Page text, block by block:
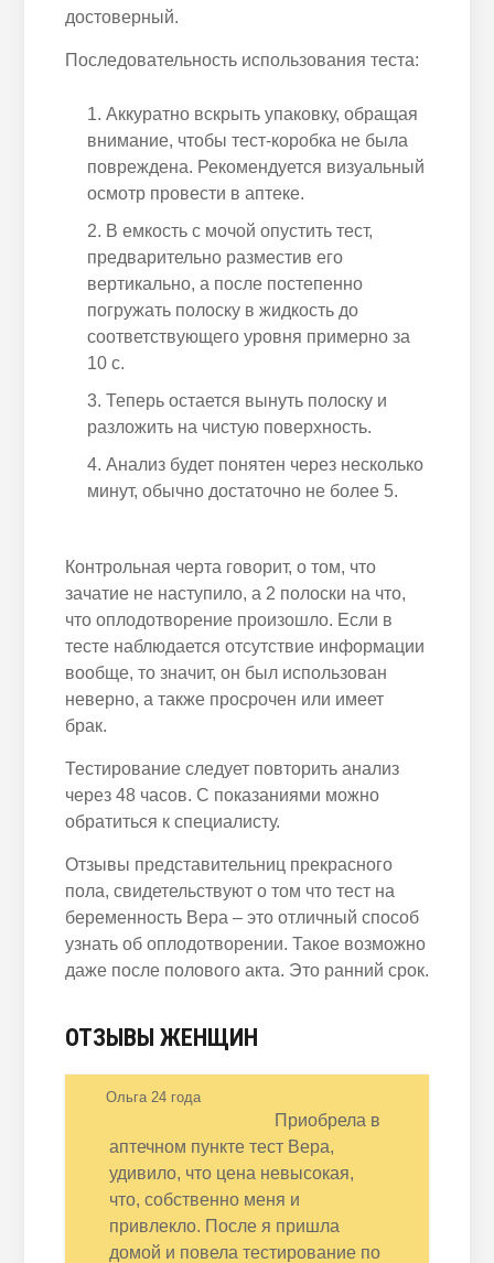
достоверный.
Последовательность использования теста:
Аккуратно вскрыть упаковку, обращая
внимание, чтобы тест-коробка не была
повреждена. Рекомендуется визуальный
осмотр провести в аптеке.
В емкость с мочой опустить тест,
предварительно разместив его
вертикально, а после постепенно
погружать полоску в жидкость до
соответствующего уровня примерно за
10 с.
Теперь остается вынуть полоску и
разложить на чистую поверхность.
Анализ будет понятен через несколько
минут, обычно достаточно не более 5.
Контрольная черта говорит, о том, что
зачатие не наступило, а 2 полоски на что,
что оплодотворение произошло. Если в
тесте наблюдается отсутствие информации
вообще, то значит, он был использован
неверно, а также просрочен или имеет
брак.
Тестирование следует повторить анализ
через 48 часов. С показаниями можно
обратиться к специалисту.
Отзывы представительниц прекрасного
пола, свидетельствуют о том что тест на
беременность Вера – это отличный способ
узнать об оплодотворении. Такое возможно
даже после полового акта. Это ранний срок.
ОТЗЫВЫ ЖЕНЩИН
Ольга 24 года
Приобрела в
аптечном пункте тест Вера,
удивило, что цена невысокая,
что, собственно меня и
привлекло. После я пришла
домой и повела тестирование по